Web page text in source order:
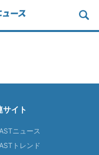
サイト
ニュース
トレンド